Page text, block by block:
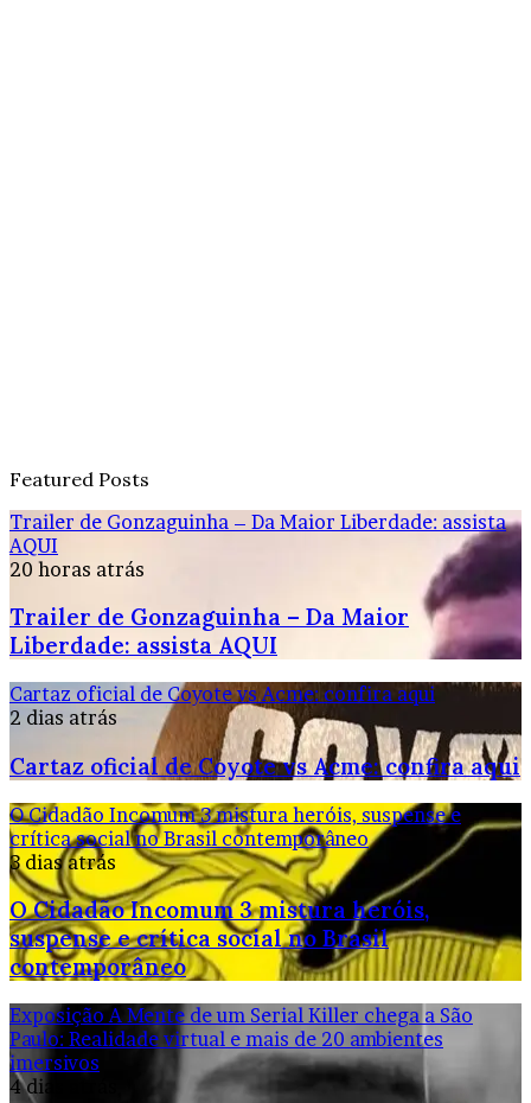
Featured Posts
Trailer de Gonzaguinha – Da Maior Liberdade: assista
AQUI
20 horas atrás
Trailer de Gonzaguinha – Da Maior
Liberdade: assista AQUI
Cartaz oficial de Coyote vs Acme: confira aqui
2 dias atrás
Cartaz oficial de Coyote vs Acme: confira aqui
O Cidadão Incomum 3 mistura heróis, suspense e
crítica social no Brasil contemporâneo
3 dias atrás
O Cidadão Incomum 3 mistura heróis,
suspense e crítica social no Brasil
contemporâneo
Exposição A Mente de um Serial Killer chega a São
Paulo: Realidade virtual e mais de 20 ambientes
imersivos
4 dias atrás